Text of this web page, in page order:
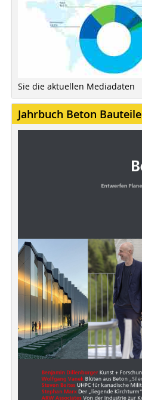
Sie die aktuellen Mediadaten
Jahrbuch Beton Bauteile